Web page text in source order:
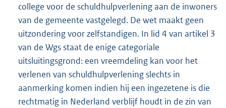
college voor de schuldhulpverlening aan de inwoners
van de gemeente vastgelegd. De wet maakt geen
uitzondering voor zelfstandigen. In lid 4 van artikel 3
van de Wgs staat de enige categoriale
uitsluitingsgrond: een vreemdeling kan voor het
verlenen van schuldhulpverlening slechts in
aanmerking komen indien hij een ingezetene is die
rechtmatig in Nederland verblijf houdt in de zin van